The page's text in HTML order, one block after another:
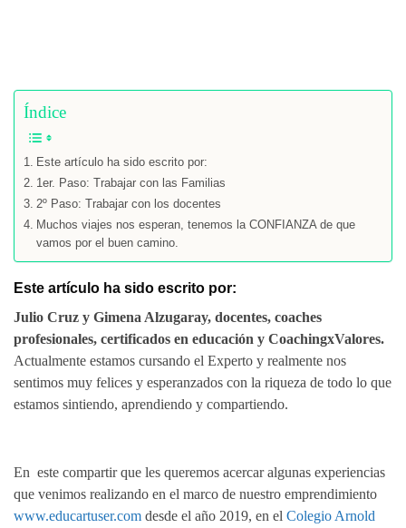
Índice
Este artículo ha sido escrito por:
1er. Paso: Trabajar con las Familias
2º Paso: Trabajar con los docentes
Muchos viajes nos esperan, tenemos la CONFIANZA de que
vamos por el buen camino.
Este artículo ha sido escrito por:
Julio Cruz y Gimena Alzugaray, docentes, coaches
profesionales, certificados en educación y CoachingxValores.
Actualmente estamos cursando el Experto y realmente nos
sentimos muy felices y esperanzados con la riqueza de todo lo que
estamos sintiendo, aprendiendo y compartiendo.
En este compartir que les queremos acercar algunas experiencias
que venimos realizando en el marco de nuestro emprendimiento
www.educartuser.com desde el año 2019, en el Colegio Arnold